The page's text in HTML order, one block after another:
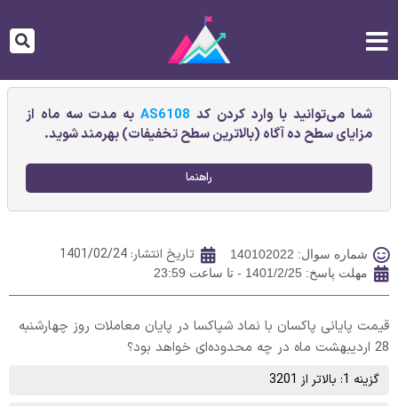
شما می‌توانید با وارد کردن کد AS6108به مدت سه ماه از
مزایای سطح ده آگاه (بالاترین سطح تخفیفات) بهرمند شوید.
راهنما
شماره سوال: 140102022 تاریخ انتشار: 1401/02/24
مهلت پاسخ: 1401/2/25 - تا ساعت 23:59
قیمت پایانی پاكسان‌ با نماد شپاکسا در پایان معاملات روز چهارشنبه
28 اردیبهشت ماه در چه محدوده‌ای خواهد بود؟
گزینه 1: بالاتر از 3201